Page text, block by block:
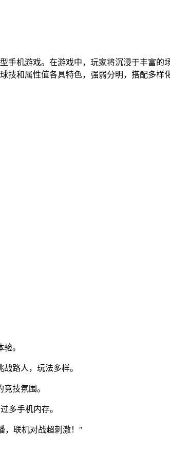
手机游戏。在游戏中，玩家将沉浸于丰富的
技和属性值各具特色，强弱分明，搭配多
。
路人，玩法多样。
技氛围。
多手机内存。
，联机对战超刺激！"